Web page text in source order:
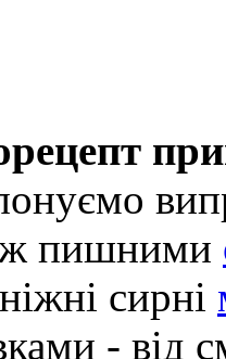
пишними
сирні
- від